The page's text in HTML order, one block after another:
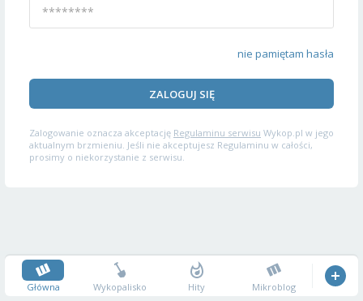
nie pamiętam hasła
ZALOGUJ SIĘ
Zalogowanie oznacza akceptację Regulaminu serwisu Wykop.pl w jego
aktualnym brzmieniu. Jeśli nie akceptujesz Regulaminu w całości,
prosimy o niekorzystanie z serwisu.
Główna Wykopalisko Hity Mikroblog